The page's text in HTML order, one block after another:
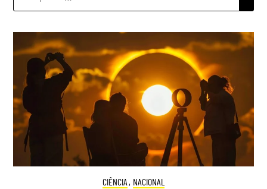
CIÊNCIA , NACIONAL